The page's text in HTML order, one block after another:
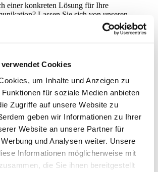
Cookies
um Inhalte und Anzeigen zu
für soziale Medien anbieten
Zugriffe auf unsere Website zu
geben wir Informationen zu Ihrer
Website an unsere Partner für
und Analysen weiter. Unsere
Informationen möglicherweise mit
die Sie ihnen bereitgestellt
einer konkreten Lösung für Ihre
Lassen Sie sich von unseren
neusten Stand zu sein, braucht es die beste
Hersteller. Wir stellen Ihnen einige Produkte
Lösungen realisieren.